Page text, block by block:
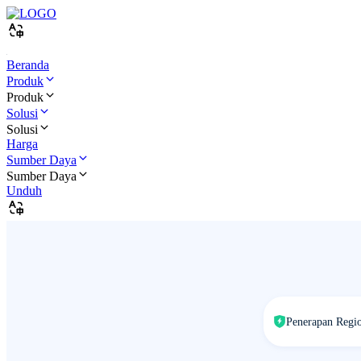
Beranda
Produk
Produk
Solusi
Solusi
Harga
Sumber Daya
Sumber Daya
Unduh
Penerapan